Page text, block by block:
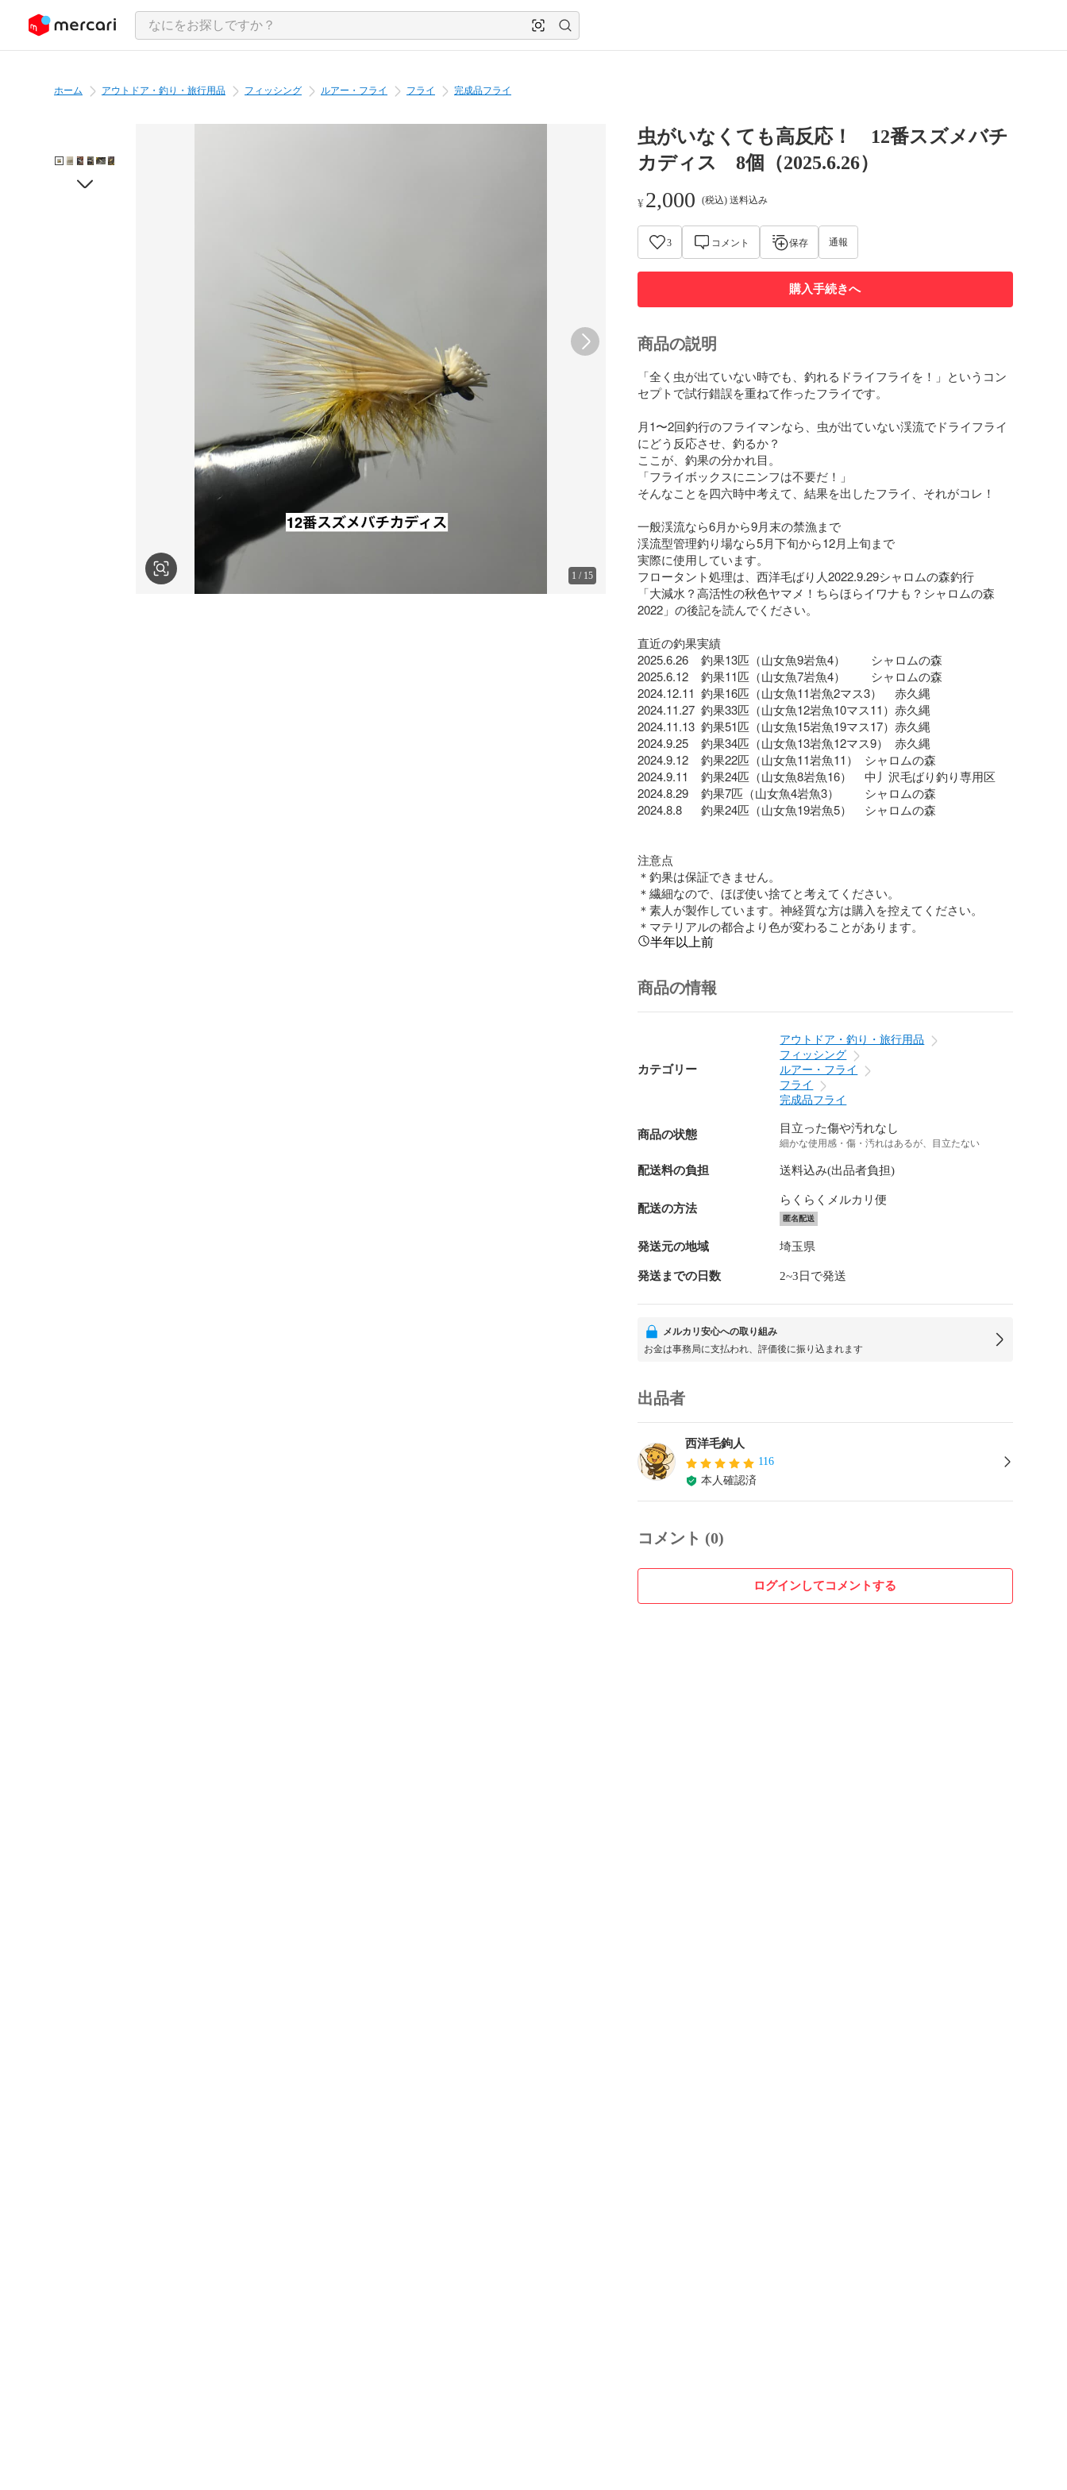
ツにスキップ
ホーム アウトドア・釣り・旅行用品 フィッシング ルアー・フライ フライ 完成品フライ
1 / 15
虫がいなくても高反応！ 12番スズメバチ
カディス 8個（2025.6.26）
¥ 2,000 (税込) 送料込み
3 コメント 保存 通報
購入手続きへ
商品の説明
「全く虫が出ていない時でも、釣れるドライフライを！」というコン
セプトで試行錯誤を重ねて作ったフライです。
月1〜2回釣行のフライマンなら、虫が出ていない渓流でドライフライ
にどう反応させ、釣るか？
ここが、釣果の分かれ目。
「フライボックスにニンフは不要だ！」
そんなことを四六時中考えて、結果を出したフライ、それがコレ！
一般渓流なら6月から9月末の禁漁まで
渓流型管理釣り場なら5月下旬から12月上旬まで
実際に使用しています。
フロータント処理は、西洋毛ばり人2022.9.29シャロムの森釣行
「大減水？高活性の秋色ヤマメ！ちらほらイワナも？シャロムの森
2022」の後記を読んでください。
直近の釣果実績
2025.6.26    釣果13匹（山女魚9岩魚4）        シャロムの森
2025.6.12    釣果11匹（山女魚7岩魚4）        シャロムの森
2024.12.11  釣果16匹（山女魚11岩魚2マス3）    赤久縄
2024.11.27  釣果33匹（山女魚12岩魚10マス11）赤久縄
2024.11.13  釣果51匹（山女魚15岩魚19マス17）赤久縄
2024.9.25    釣果34匹（山女魚13岩魚12マス9）  赤久縄
2024.9.12    釣果22匹（山女魚11岩魚11）  シャロムの森
2024.9.11    釣果24匹（山女魚8岩魚16）    中丿沢毛ばり釣り専用区
2024.8.29    釣果7匹（山女魚4岩魚3）        シャロムの森
2024.8.8      釣果24匹（山女魚19岩魚5）    シャロムの森
注意点
＊釣果は保証できません。
＊繊細なので、ほぼ使い捨てと考えてください。
＊素人が製作しています。神経質な方は購入を控えてください。
＊マテリアルの都合より色が変わることがあります。
半年以上前
商品の情報
カテゴリー
アウトドア・釣り・旅行用品
フィッシング
ルアー・フライ
フライ
完成品フライ
商品の状態 目立った傷や汚れなし
細かな使用感・傷・汚れはあるが、目立たない
配送料の負担 送料込み(出品者負担)
配送の方法
らくらくメルカリ便
匿名配送
発送元の地域 埼玉県
発送までの日数 2~3日で発送
メルカリ安心への取り組み
お金は事務局に支払われ、評価後に振り込まれます
出品者
西洋毛鉤人
116
本人確認済
コメント (0)
ログインしてコメントする